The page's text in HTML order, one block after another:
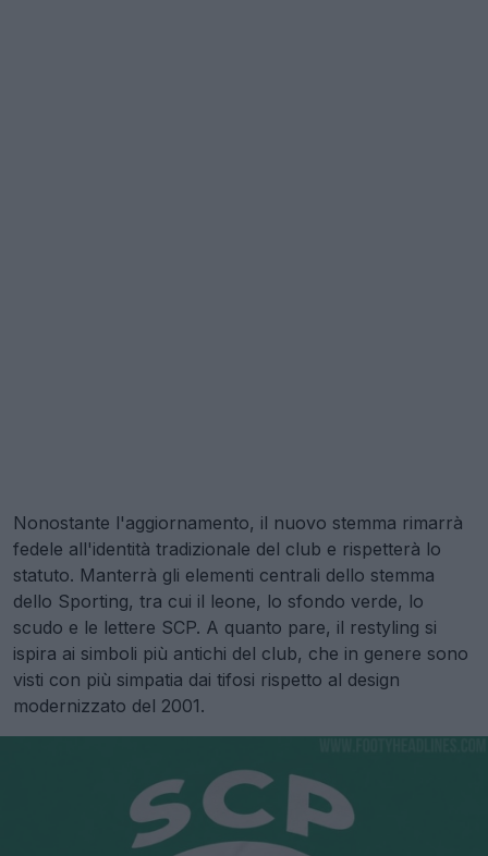
Nonostante l'aggiornamento, il nuovo stemma rimarrà
fedele all'identità tradizionale del club e rispetterà lo
statuto. Manterrà gli elementi centrali dello stemma
dello Sporting, tra cui il leone, lo sfondo verde, lo
scudo e le lettere SCP. A quanto pare, il restyling si
ispira ai simboli più antichi del club, che in genere sono
visti con più simpatia dai tifosi rispetto al design
modernizzato del 2001.